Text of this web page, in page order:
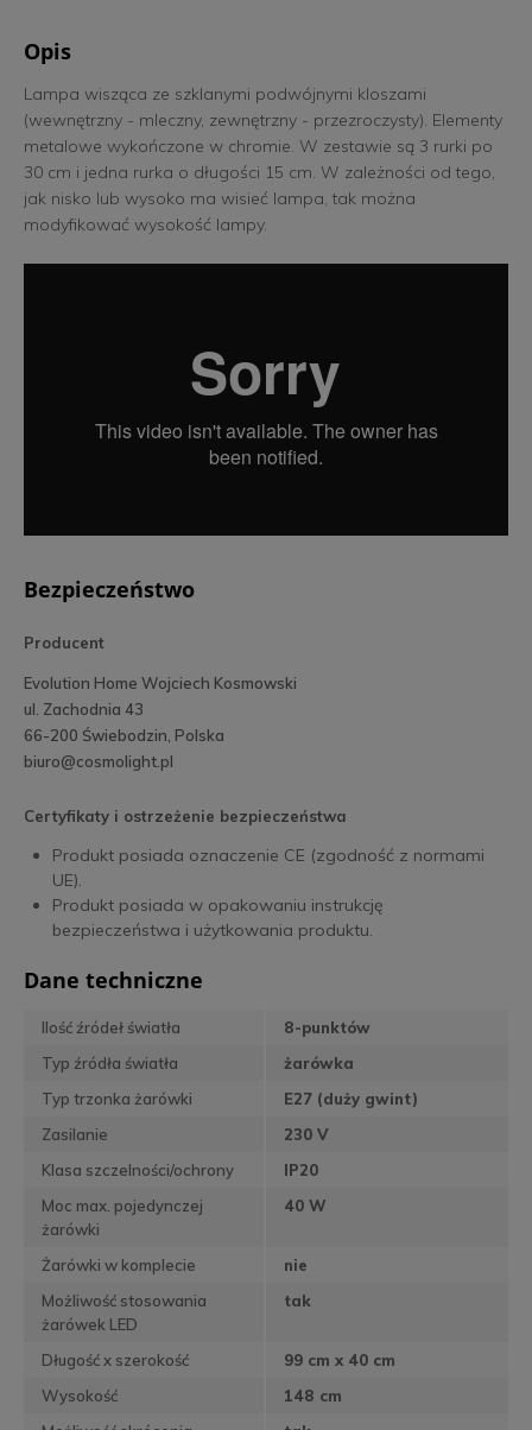
Opis
Lampa wisząca ze szklanymi podwójnymi kloszami
(wewnętrzny - mleczny, zewnętrzny - przezroczysty). Elementy
metalowe wykończone w chromie. W zestawie są 3 rurki po
30 cm i jedna rurka o długości 15 cm. W zależności od tego,
jak nisko lub wysoko ma wisieć lampa, tak można
modyfikować wysokość lampy.
Bezpieczeństwo
Producent
Evolution Home Wojciech Kosmowski
ul. Zachodnia 43
66-200 Świebodzin, Polska
biuro@cosmolight.pl
Certyfikaty i ostrzeżenie bezpieczeństwa
Produkt posiada oznaczenie CE (zgodność z normami
UE).
Produkt posiada w opakowaniu instrukcję
bezpieczeństwa i użytkowania produktu.
Dane techniczne
Ilość źródeł światła
8-punktów
Typ źródła światła
żarówka
Typ trzonka żarówki
E27 (duży gwint)
Zasilanie
230 V
Klasa szczelności/ochrony
IP20
Moc max. pojedynczej
żarówki
40 W
Żarówki w komplecie
nie
Możliwość stosowania
żarówek LED
tak
Długość x szerokość
99 cm x 40 cm
Wysokość
148 cm